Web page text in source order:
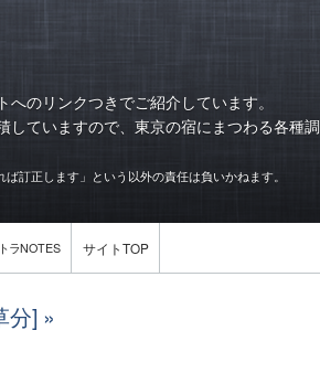
のリンクつきでご紹介しています。
していますので、東京の宿にまつわる各種調
訂正します」という以外の責任は負いかねます。
ラNOTES サイトTOP
分]